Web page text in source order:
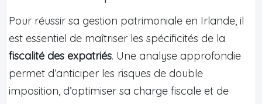
Pour réussir sa gestion patrimoniale en Irlande, il
est essentiel de maîtriser les spécificités de la
fiscalité des expatriés. Une analyse approfondie
permet d’anticiper les risques de double
imposition, d’optimiser sa charge fiscale et de